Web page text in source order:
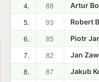
4. 88 Artur
5. 93 Robert
6. 85 Piotr
7. 82 Jan
8. 87 Jakub